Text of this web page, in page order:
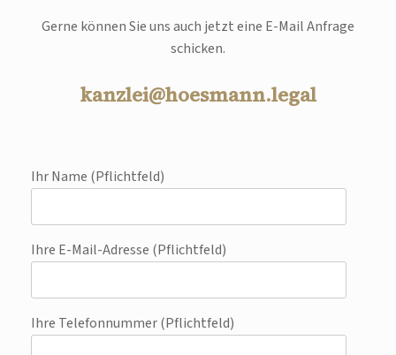
Gerne können Sie uns auch jetzt eine E-Mail Anfrage
schicken.
kanzlei@hoesmann.legal
Ihr Name (Pflichtfeld)
Ihre E-Mail-Adresse (Pflichtfeld)
Ihre Telefonnummer (Pflichtfeld)